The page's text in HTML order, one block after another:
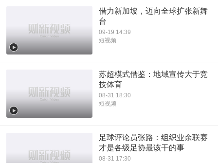
借力新加坡，迈向全球扩张新舞
台
09-19 14:39
短视频
苏超模式借鉴：地域宣传大于竞
技体育
08-31 18:30
短视频
足球评论员张路：组织业余联赛
才是各级足协最该干的事
08-31 17:30